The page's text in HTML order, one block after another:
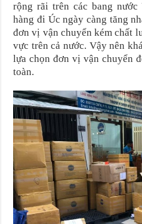
rộng rãi trên các bang
hàng đi Úc ngày càng tăng
đơn vị vận chuyển kém chất
vực trên cả nước. Vậy nên
lựa chọn đơn vị vận chuyển
toàn.